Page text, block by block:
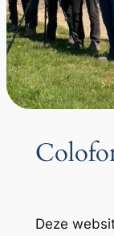
Deze